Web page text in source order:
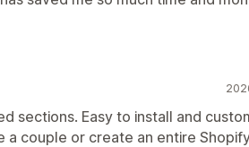
sections. Easy to install and
a couple or create an entire